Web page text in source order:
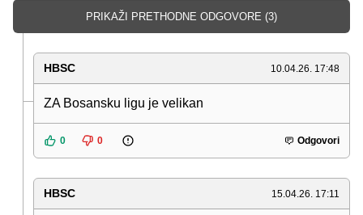
PRIKAŽI PRETHODNE ODGOVORE (3)
HBSC 10.04.26. 17:48
ZA Bosansku ligu je velikan
0 0 Odgovori
HBSC 15.04.26. 17:11